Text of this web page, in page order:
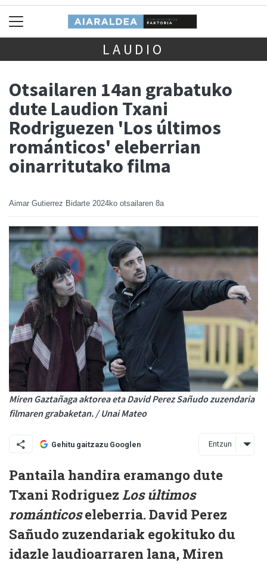
LAUDIO
Otsailaren 14an grabatuko
dute Laudion Txani
Rodriguezen 'Los últimos
románticos' eleberrian
oinarritutako filma
Aimar Gutierrez Bidarte 2024ko otsailaren 8a
Miren Gaztañaga aktorea eta David Perez Sañudo zuzendaria
filmaren grabaketan. / Unai Mateo
Gehitu gaitzazu Googlen Entzun
Pantaila handira eramango dute
Txani Rodriguez Los últimos
románticoseleberria. David Perez
Sañudo zuzendariak egokituko du
idazle laudioarraren lana, Miren